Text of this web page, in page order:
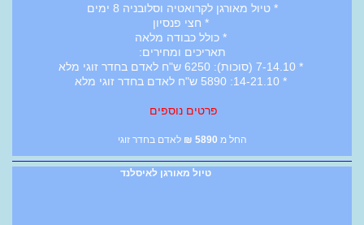
* טיול מאורגן לקרואטיה וסלובניה 8 ימים
* חצי פנסיון
* כולל כבודה מלאה
תאריכים ומחירים:
* 7-14.10 (סוכות): 6250 ש"ח לאדם בחדר זוגי מלא
* 14-21.10: 5890 ש"ח לאדם בחדר זוגי מלא
פרטים נוספים
החל מ 5890
₪ לאדם בחדר זוגי
טיול מאורגן לאיסלנד